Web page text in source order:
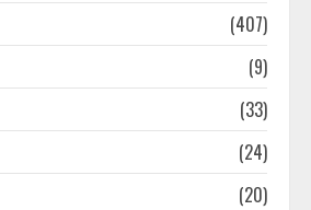
(407)
(9)
(33)
(24)
(20)
August 10, 2026
कांवड़ यात्रा का आखिरी दिन, बारिश के